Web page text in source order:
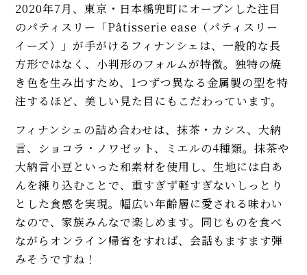
2020年7月、東京・日本橋兜町にオープンした注目
のパティスリー「Pâtisserie ease（パティスリー
イーズ）」が手がけるフィナンシェは、一般的な長
方形ではなく、小判形のフォルムが特徴。独特の焼
き色を生み出すため、1つずつ異なる金属製の型を特
注するほど、美しい見た目にもこだわっています。
フィナンシェの詰め合わせは、抹茶・カシス、大納
言、ショコラ・ノワゼット、ミエルの4種類。抹茶や
大納言小豆といった和素材を使用し、生地には白あ
んを練り込むことで、重すぎず軽すぎないしっとり
とした食感を実現。幅広い年齢層に愛される味わい
なので、家族みんなで楽しめます。同じものを食べ
ながらオンライン帰省をすれば、会話もますます弾
みそうですね！